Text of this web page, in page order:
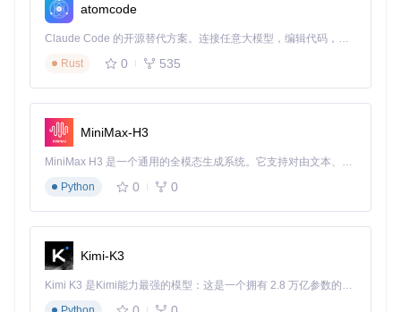
atomcode
Claude Code 的开源替代方案。连接任意大模型，编辑代码，运行命令，自动验证 — 全自动执行。用 Rust 构建，极致性能。 ｜ An open-source alternative to Claude Code. Connect any LLM, edit code, run commands, and verify changes — autonomously. Built in Rust for speed. Get Started
Rust
0 535
MiniMax-H3
MiniMax H3 是一个通用的全模态生成系统。它支持对由文本、图像、视频和音频组成的多模态上下文进行统一理解，并能生成分辨率高达 2K、时长可达 15 秒的带原生立体声音频的视频。得益于面向任务泛化的系统设计，H3 在预训练阶段就已具备广泛的多模态上下文理解与生成能力，能够出色地执行复杂的多模态指令。
Python
0 0
Kimi-K3
Kimi K3 是Kimi能力最强的模型：这是一个拥有 2.8 万亿参数的混合专家（MoE）模型，具备原生视觉理解能力，并支持 100 万 token 的上下文窗口。